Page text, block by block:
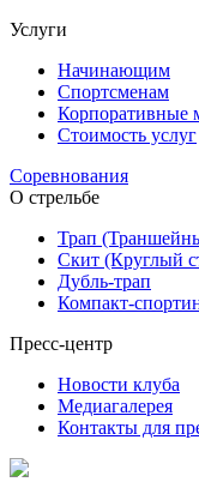
Услуги
Начинающим
Спортсменам
Корпоративные
Стоимость услуг
Соревнования
О стрельбе
Трап
Скит (Круглый
Дубль-трап
Компакт-
Пресс-центр
Новости клуба
Медиагалерея
Контакты для